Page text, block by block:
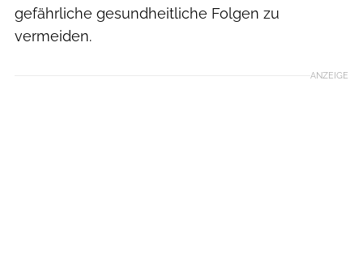
gefährliche gesundheitliche Folgen zu
vermeiden.
ANZEIGE